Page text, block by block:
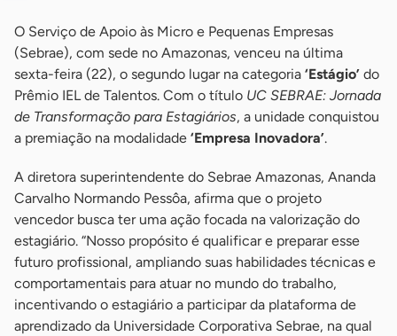
O Serviço de Apoio às Micro e Pequenas Empresas
(Sebrae), com sede no Amazonas, venceu na última
sexta-feira (22), o segundo lugar na categoria ‘Estágio’ do
Prêmio IEL de Talentos. Com o título UC SEBRAE: Jornada
de Transformação para Estagiários, a unidade conquistou
a premiação na modalidade ‘Empresa Inovadora’.
A diretora superintendente do Sebrae Amazonas, Ananda
Carvalho Normando Pessôa, afirma que o projeto
vencedor busca ter uma ação focada na valorização do
estagiário. “Nosso propósito é qualificar e preparar esse
futuro profissional, ampliando suas habilidades técnicas e
comportamentais para atuar no mundo do trabalho,
incentivando o estagiário a participar da plataforma de
aprendizado da Universidade Corporativa Sebrae, na qual